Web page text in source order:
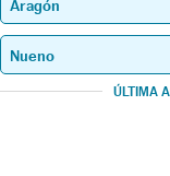
ÚLTIMA